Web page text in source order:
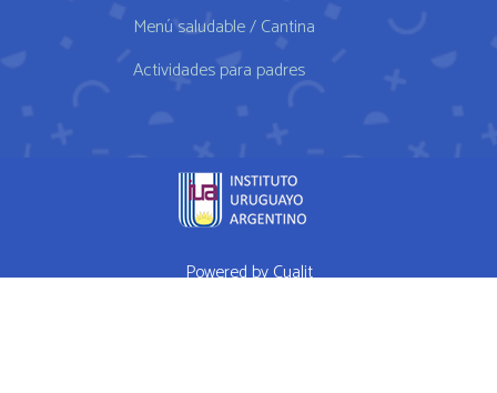
Menú saludable / Cantina
Actividades para padres
Powered byCualit